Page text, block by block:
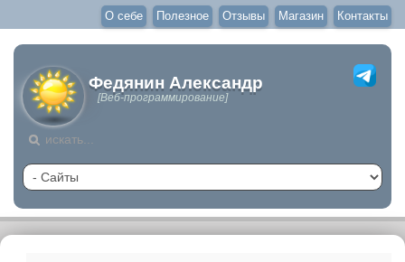
О себе Полезное Отзывы Магазин Контакты
Федянин Александр
[Веб-программирование]